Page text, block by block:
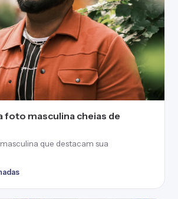
foto masculina cheias de
que destacam sua